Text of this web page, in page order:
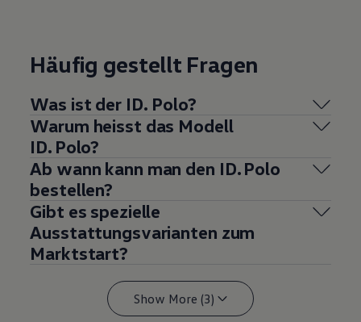
Häufig gestellt Fragen
Was ist der ID. Polo?
Warum heisst das Modell
ID. Polo?
Ab wann kann man den ID. Polo
bestellen?
Gibt es spezielle
Ausstattungsvarianten zum
Marktstart?
Show More (3)